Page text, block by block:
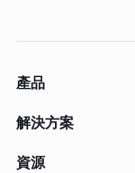
產品
解決方案
資源